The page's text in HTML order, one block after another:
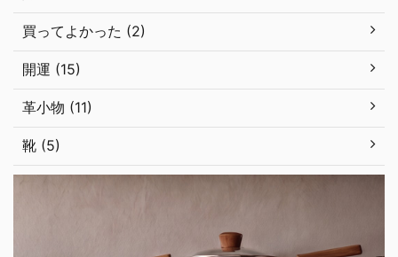
買ってよかった (2)
開運 (15)
革小物 (11)
靴 (5)